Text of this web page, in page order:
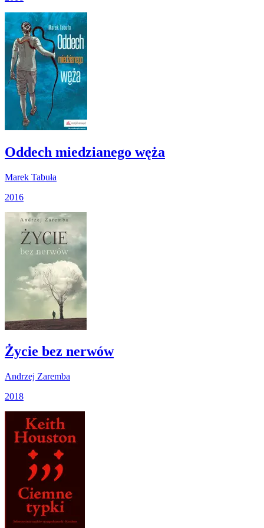
Oddech miedzianego węża
Marek Tabuła
2016
Życie bez nerwów
Andrzej Zaremba
2018